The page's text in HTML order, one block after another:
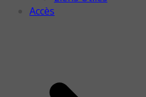
Accès